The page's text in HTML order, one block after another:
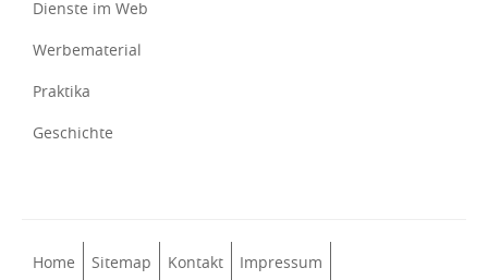
Dienste im Web
Werbematerial
Praktika
Geschichte
Home Sitemap Kontakt Impressum